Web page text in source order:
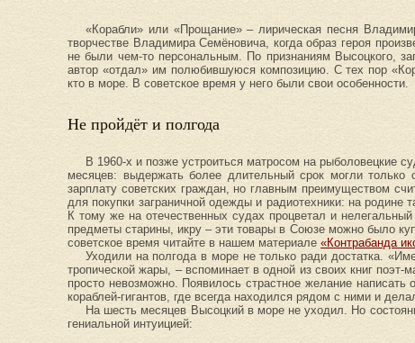
«Корабли» или «Прощание» – лирическая песня
творчестве Владимира Семёновича, когда образ героя
не были чем-то персональным. По признаниям Высоцкого,
автор «отдал» им полюбившуюся композицию. С тех пор
кто в море. В советское время у него были свои особенности.
Не пройдёт и полгода
В 1960-х и позже устроиться матросом на рыболовецкие
месяцев: выдержать более длительный срок могли
зарплату советских граждан, но главным преимуществом
для покупки заграничной одежды и радиотехники: на родине
К тому же на отечественных судах процветал и
предметы старины, икру – эти товары в Союзе можно было
советское время читайте в нашем материале «Контрабанда
Уходили на полгода в море не только ради достатка.
тропической жары, – вспоминает в одной из своих книг
просто невозможно. Появилось страстное желание
кораблей-гигантов, где всегда находился рядом с ними и
На шесть месяцев Высоцкий в море не уходил. Но
гениальной интуицией: